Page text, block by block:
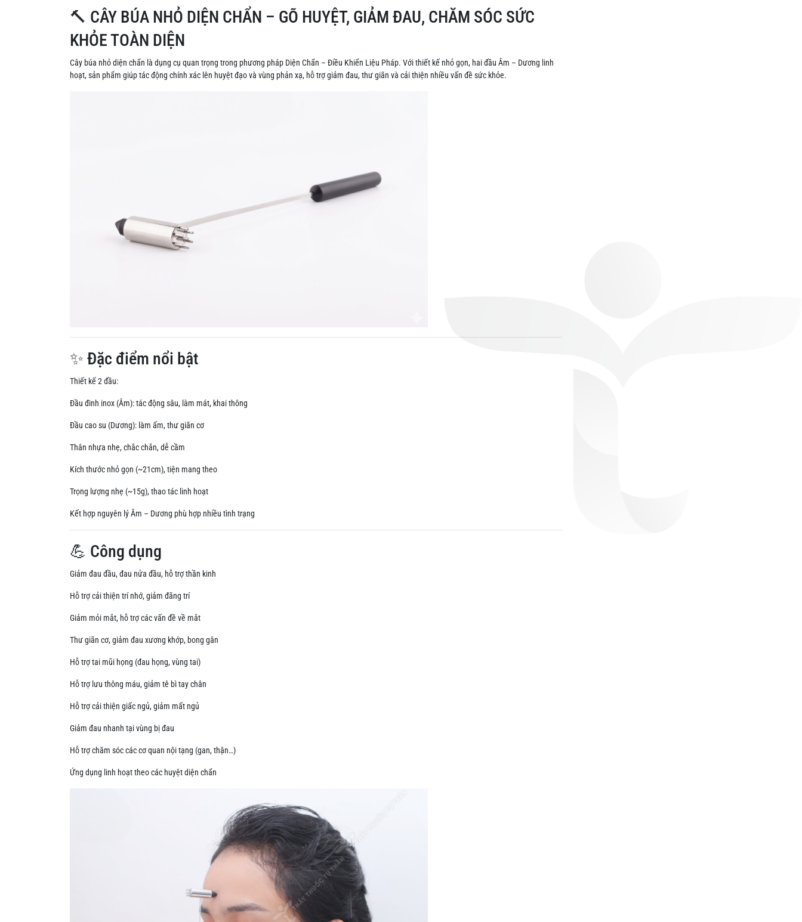
🔨 CÂY BÚA NHỎ DIỆN CHẨN – GÕ HUYỆT, GIẢM ĐAU, CHĂM SÓC SỨC
KHỎE TOÀN DIỆN
Cây búa nhỏ diện chẩn là dụng cụ quan trọng trong phương pháp Diện Chẩn – Điều Khiển Liệu Pháp. Với thiết kế nhỏ gọn, hai đầu Âm – Dương linh
hoạt, sản phẩm giúp tác động chính xác lên huyệt đạo và vùng phản xạ, hỗ trợ giảm đau, thư giãn và cải thiện nhiều vấn đề sức khỏe.
✨ Đặc điểm nổi bật
Thiết kế 2 đầu:
Đầu đinh inox (Âm): tác động sâu, làm mát, khai thông
Đầu cao su (Dương): làm ấm, thư giãn cơ
Thân nhựa nhẹ, chắc chắn, dễ cầm
Kích thước nhỏ gọn (~21cm), tiện mang theo
Trọng lượng nhẹ (~15g), thao tác linh hoạt
Kết hợp nguyên lý Âm – Dương phù hợp nhiều tình trạng
💪 Công dụng
Giảm đau đầu, đau nửa đầu, hỗ trợ thần kinh
Hỗ trợ cải thiện trí nhớ, giảm đãng trí
Giảm mỏi mắt, hỗ trợ các vấn đề về mắt
Thư giãn cơ, giảm đau xương khớp, bong gân
Hỗ trợ tai mũi họng (đau họng, vùng tai)
Hỗ trợ lưu thông máu, giảm tê bì tay chân
Hỗ trợ cải thiện giấc ngủ, giảm mất ngủ
Giảm đau nhanh tại vùng bị đau
Hỗ trợ chăm sóc các cơ quan nội tạng (gan, thận…)
Ứng dụng linh hoạt theo các huyệt diện chẩn